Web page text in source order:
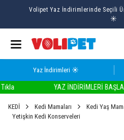
Volipet Yaz İndirimlerinde Seçili
☀️
Yaz İndirimleri ☀️
YAZ İNDİRİMLERİ
KEDİ Kedi Mamaları
Kedi Yaş
Yetişkin Kedi Konserveleri